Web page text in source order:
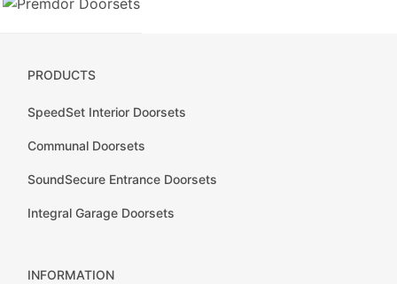
PRODUCTS
SpeedSet Interior Doorsets
Communal Doorsets
SoundSecure Entrance Doorsets
Integral Garage Doorsets
INFORMATION